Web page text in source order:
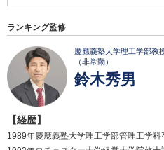
ランキング監修
慶應義塾大学理工学部教
（非常勤）
鈴木秀男
【経歴】
1989年慶應義塾大学理工学部管理工学科